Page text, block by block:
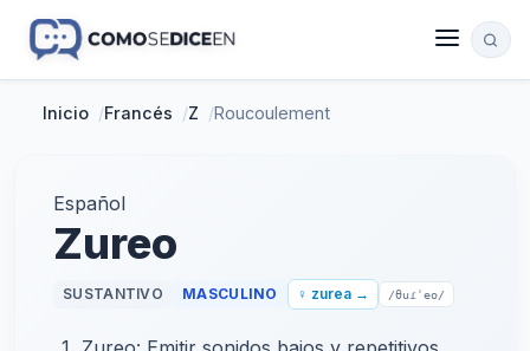
Inicio /Francés /Z /Roucoulement
Español
Zureo
SUSTANTIVO MASCULINO ♀ zurea → /θuɾˈeo/